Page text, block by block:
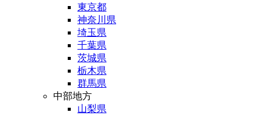
東京都
神奈川県
埼玉県
千葉県
茨城県
栃木県
群馬県
中部地方
山梨県